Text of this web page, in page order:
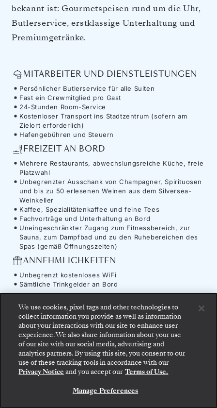
bekannt ist: Gourmetspeisen rund um die Uhr,
Butlerservice, erstklassige Unterhaltung und
Premiumgetränke.
MITARBEITER UND DIENSTLEISTUNGEN
Persönlicher Butlerservice für alle Suiten
Fast ein Crewmitglied pro Gast
24-Stunden Room-Service
Kostenloser Transport ins Stadtzentrum (sofern am
Zielort erforderlich)
Hafengebühren und Steuern
FREIZEIT AN BORD
Mehrere Restaurants, abwechslungsreiche Küche, freie
Platzwahl
Unbegrenzter Ausschank von Champagner, Spirituosen
und bis zu 50 erlesenen Weinen aus dem Silversea-
Weinkeller
Kaffee, Spezialitätenkaffee und feine Tees
Fachvorträge und Unterhaltung an Bord
Uneingeschränkter Zugang zum Fitnessbereich, zur
Sauna, zum Dampfbad und zu den Ruhebereichen des
Spas (gemäß Öffnungszeiten)
ANNEHMLICHKEITEN
Unbegrenzt kostenloses WiFi
Sämtliche Trinkgelder an Bord
Schiff-Silver Ray
DieSilver Rayweist den Weg in eine neue
einzigartigen Facetten der Welt näher. Die
Gehen Sie an Bord: Wählen Sie Ihre Suite und
prüfen Sie die Preise und Inklusivleistungen, bevor
Sie Ihre Silversea-Reise sicher bestätigen.
BUCHEN SIE IHRE SUITE
We use cookies, pixel tags and other technologies to
collect information you provide as well as information
about your interactions with our site to enhance user
experience. We also share information about your use
of our site with our social media, advertising and
analytics partners. By using this site, you consent to our
use of these tracking tools in accordance with our
Privacy Notice and you accept our Terms of Use.
Manage Preferences